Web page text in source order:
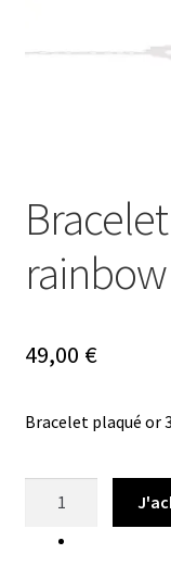
rainbow
49,00 €
Bracelet plaqué or
Bracelet